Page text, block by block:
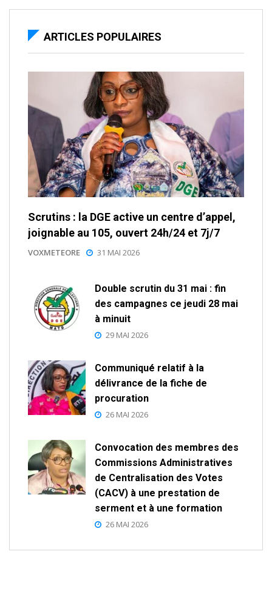
ARTICLES POPULAIRES
Scrutins : la DGE active un centre d’appel,
joignable au 105, ouvert 24h/24 et 7j/7
VOXMETEORE 31 MAI 2026
Double scrutin du 31 mai : fin
des campagnes ce jeudi 28 mai
à minuit
29 MAI 2026
Communiqué relatif à la
délivrance de la fiche de
procuration
26 MAI 2026
Convocation des membres des
Commissions Administratives
de Centralisation des Votes
(CACV) à une prestation de
serment et à une formation
26 MAI 2026